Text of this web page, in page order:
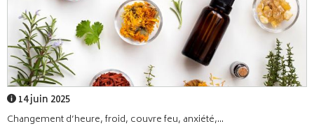
14 juin 2025
Changement d’heure, froid, couvre feu, anxiété,...